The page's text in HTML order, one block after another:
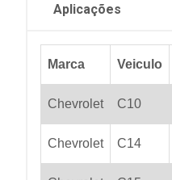
Aplicações
Marca Veiculo
Chevrolet C10
Chevrolet C14